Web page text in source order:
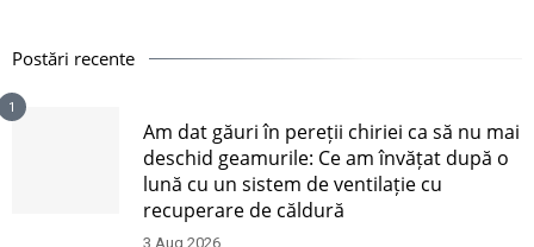
Postări recente
1
Am dat găuri în pereții chiriei ca să nu mai
deschid geamurile: Ce am învățat după o
lună cu un sistem de ventilație cu
recuperare de căldură
3 Aug 2026